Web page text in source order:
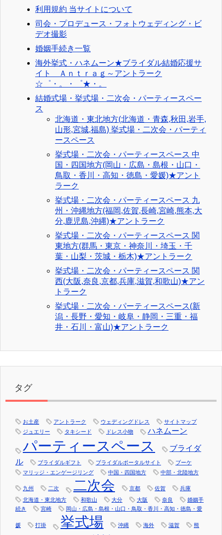
利用規約 当サイトについて
司会・プロデュース・フォトウェディング・ビ
デオ撮影
婚姻手続き一覧
海外挙式・ハネムーン★ブライダル結婚応援サ
イト Ａｎｔｒａｇ～アントラーク
☆゜・。・゜★・。
結婚式場・挙式場・二次会・パーティースペー
ス
北海道・東北地方(北海道・青森,秋田,岩手,
山形,宮城,福島) 挙式場・二次会・パーティ
ースペース
挙式場・二次会・パーティースペース 中
国・四国地方(岡山・広島・島根・山口・
鳥取・香川・高知・徳島・愛媛)★アント
ラーク
挙式場・二次会・パーティースペース 九
州・沖縄地方(福岡,佐賀,長崎,宮崎,熊本,大
分,鹿児島,沖縄)★アントラーク
挙式場・二次会・パーティースペース 関
東地方(群馬・東京・神奈川・埼玉・千
葉・山梨・茨城・栃木)★アントラーク
挙式場・二次会・パーティースペース 関
西(大阪,奈良,京都,兵庫,滋賀,和歌山)★アン
トラーク
挙式場・二次会・パーティースペース(新
潟・長野・愛知・岐阜・静岡・三重・福
井・石川・富山)★アントラーク
タグ
お土産 アントラーク ウェディングドレス
サイトマップ
ジュエリー
タキシード ドレス小物 ハネムーン
パーティースペース
ブライダ
ル
ブライダルギフト ブライダルポータルサイト
ブーケ
マリッジ・エンゲージリング
中国・四国地方 中部・北陸地方
九州 二次 二次会 京都 佐賀
兵庫
北海道・東北地方
和歌山 大分 大阪 奈良
婚姻手
続き
宮崎 岡山・広島・島根・山口・鳥取・香川・高知・徳島・愛
媛 打掛 挙式場 沖縄 海外 滋賀 熊